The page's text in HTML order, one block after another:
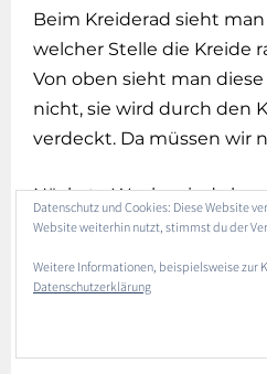
Beim Kreiderad sieht
welcher Stelle die Kreide
Von oben sieht man
nicht, sie wird durch den
verdeckt. Da müssen wir
Nächste Woche sind
Nutzertests, diesmal in
Euch!
Datenschutz und Cookies: Diese Website
Website weiterhin nutzt, stimmst du der
Weitere Informationen, beispielsweise zur
Datenschutzerklärung